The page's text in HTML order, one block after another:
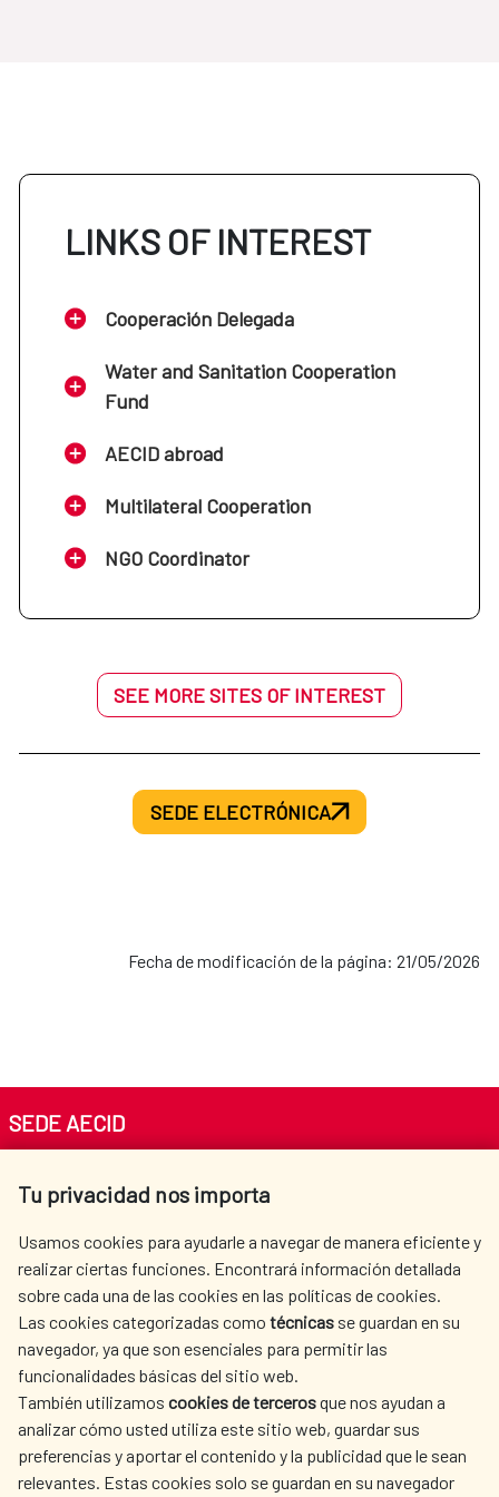
LINKS OF INTEREST
Cooperación Delegada
Water and Sanitation Cooperation
Fund
AECID abroad
Multilateral Cooperation
NGO Coordinator
SEE MORE SITES OF INTEREST
SEDE ELECTRÓNICA
Fecha de modificación de la página: 21/05/2026
Tu privacidad nos importa
Usamos cookies para ayudarle a navegar de manera eficiente y
realizar ciertas funciones. Encontrará información detallada
sobre cada una de las cookies en las políticas de cookies.
Las cookies categorizadas como técnicas se guardan en su
navegador, ya que son esenciales para permitir las
funcionalidades básicas del sitio web.
También utilizamos cookies de tercerosque nos ayudan a
analizar cómo usted utiliza este sitio web, guardar sus
preferencias y aportar el contenido y la publicidad que le sean
relevantes. Estas cookies solo se guardan en su navegador
SEDE AECID
Tel. +34 900 20 30 54​​​​​​​
AECID
WHERE DO WE COOPERATE?
SPANISH HUMANITARIAN
ACTION
PRESS ROOM
CULTURE AND SCIENCE LIBRARY